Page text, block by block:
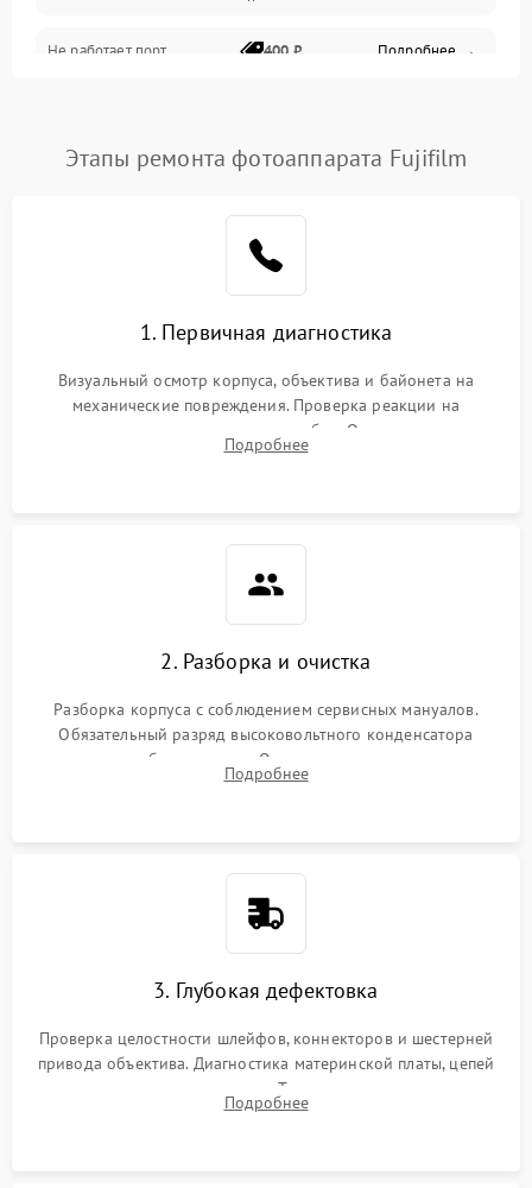
Коммуникации и интерфейсы
Не работает порт 400 ₽ Подробнее →
Этапы ремонта фотоаппарата Fujifilm
1. Первичная диагностика
Визуальный осмотр корпуса, объектива и байонета на
механические повреждения. Проверка реакции на
включение, считывание кодов ошибок. Оценка состояния
матрицы и затвора, проверка работы автофокуса и вспышки.
Подробнее
2. Разборка и очистка
Разборка корпуса с соблюдением сервисных мануалов.
Обязательный разряд высоковольтного конденсатора
вспышки для безопасности. Очистка внутренних узлов от
пыли, песка и следов влаги с помощью спецсредств.
Подробнее
3. Глубокая дефектовка
Проверка целостности шлейфов, коннекторов и шестерней
привода объектива. Диагностика материнской платы, цепей
питания и картоприемника. Тестирование механизма
затвора и блока внутрикамерной стабилизации.
Подробнее